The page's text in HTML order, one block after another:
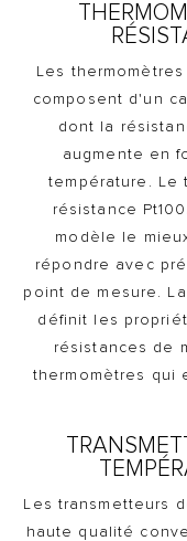
Les
composent d'un
dont la
augmente en
température. Le
résistance
modèle le
répondre avec
point de mesure. La
définit les
résistances de
thermomètres qui
Les transmetteurs
haute qualité